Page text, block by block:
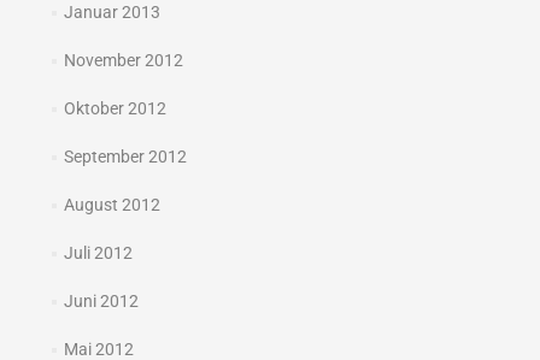
Januar 2013
November 2012
Oktober 2012
September 2012
August 2012
Juli 2012
Juni 2012
Mai 2012